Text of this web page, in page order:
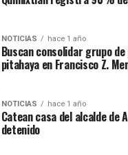
NOTICIAS hace 1 año
Buscan consolidar grupo
pitahaya en Francisco Z.
NOTICIAS hace 1 año
Catean casa del alcalde de
detenido